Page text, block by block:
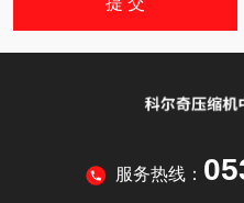
服务热线：